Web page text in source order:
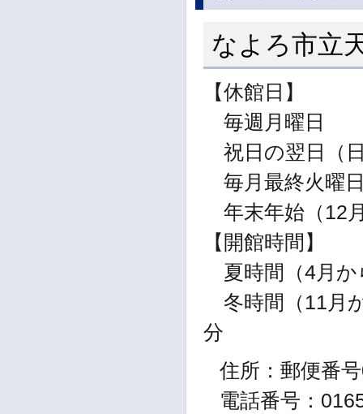
なよろ市立
【休館日】
毎週月曜日
祝日の翌日（
毎月最終火曜
年末年始（12
【開館時間】
夏時間（4月か
冬時間（11月
分
住所：郵便番
電話番号：